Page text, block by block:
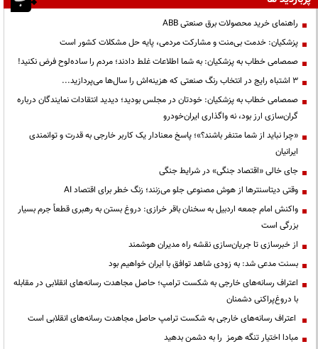
راهنمای خرید محصولات برق صنعتی ABB
پزشکیان: خدمت بی‌منت و مشارکت مردمی، پایه حل مشکلات کشور است
صمصامی خطاب به پزشکیان: به شما اطلاعات غلط دادند؛ مردم را ساده‌لوح فرض نکنید!
3 اشتباه رایج در انتخاب رنگ صنعتی که هزینه‌اش را سال‌ها می‌پردازید...
صمصامی خطاب به پزشکیان: خودتان در مجلس بودید؛ دیدید انتقادات نمایندگان درباره
گران‌سازی ارز بود، نه واگذاری ایران‌خودرو
«چرا نباید از شما متنفر باشند؟»؛ پاسخ معنادار یک کاربر خارجی به قدرت و توانمندی
ایرانیان
جای خالی «اقتصاد جنگی» در شرایط جنگی
وقتی دیتاسنترها از هوش مصنوعی جلو می‌زنند؛ زنگ خطر برای اقتصاد AI
واکنش امام جمعه اردبیل به سخنان باقر خرازی: دروغ بستن به رهبری قطعاً جرم بسیار
بزرگی است
از خبرسازی تا جریان‌سازی نقشه راه مدیران هوشمند
بسنت مدعی شد: به زودی شاهد توافق با ایران خواهیم بود
اعتراف رسانه‌های خارجی به شکست ترامپ؛ حاصل مجاهدت رسانه‌های انقلابی در مقابله
با دروغ‌پراکنی دشمنان
اعتراف رسانه‌های خارجی به شکست ترامپ حاصل مجاهدت رسانه‌های انقلابی است
مبادا اختیار تنگه هرمز را به دشمن بدهید